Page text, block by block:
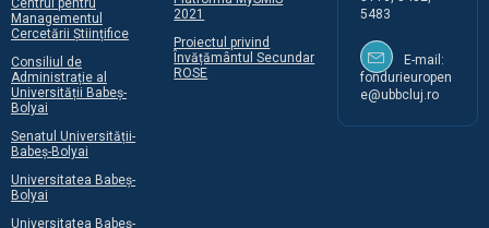
Centrul pentru
Managementul
Cercetării Științifice
Consiliul de
Administrație al
Universității Babeș-
Bolyai
Senatul Universității-
Babeș-Bolyai
Universitatea Babeș-
Bolyai
Universitatea Babeș-
2021
Proiectul privind
Învățământul Secundar
ROSE
5483
E-mail:
fondurieuropen
e@ubbcluj.ro